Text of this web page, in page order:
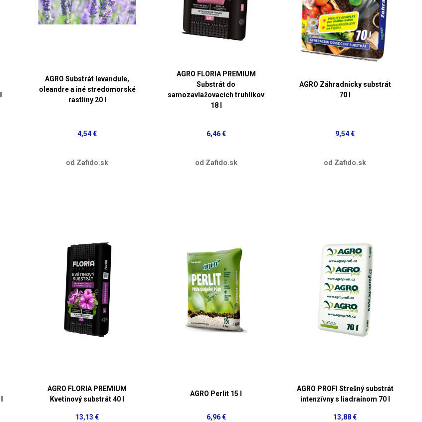
AGRO Substrát levandule,
oleandre a iné stredomorské
rastliny 20 l
4,54 €
od Zafido.sk
AGRO FLORIA PREMIUM
Substrát do
samozavlažovacích truhlíkov
18 l
6,46 €
od Zafido.sk
AGRO Záhradnícky substrát
70 l
9,54 €
od Zafido.sk
AGRO FLORIA PREMIUM
Kvetinový substrát 40 l
13,13 €
AGRO Perlit 15 l
6,96 €
AGRO PROFI Strešný substrát
intenzívny s liadraínom 70 l
13,88 €